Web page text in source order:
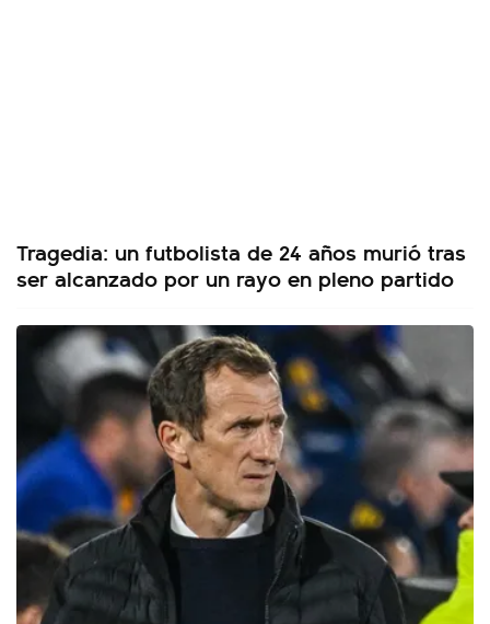
Tragedia: un futbolista de 24 años murió tras
ser alcanzado por un rayo en pleno partido